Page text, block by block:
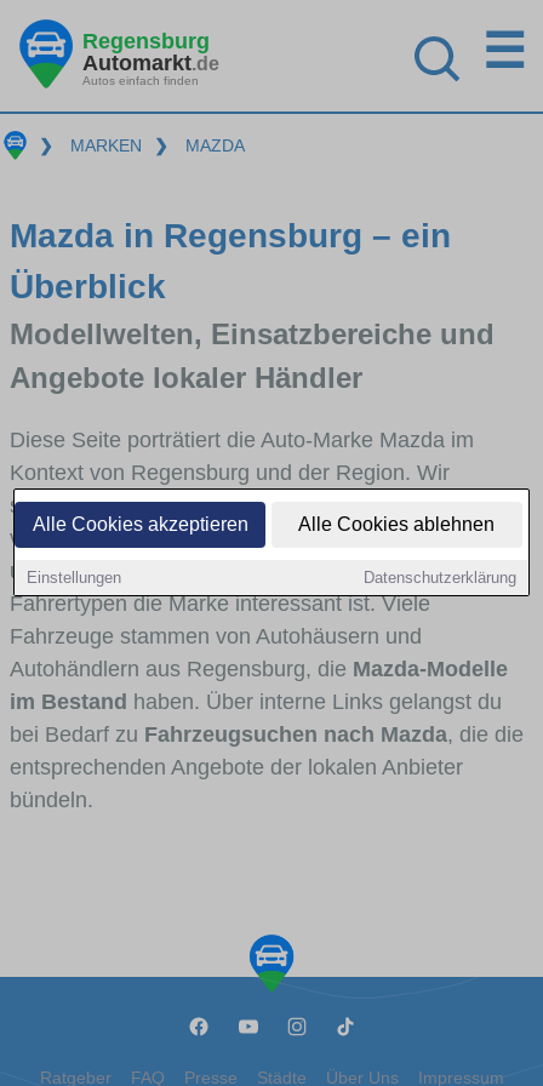
Alle Cookies akzeptieren Alle Cookies ablehnen
Einstellungen Datenschutzerklärung
Regensburg
Automarkt.de
Autos einfach finden
☰
❯ MARKEN ❯ MAZDA
Mazda in Regensburg – ein
Überblick
Modellwelten, Einsatzbereiche und
Angebote lokaler Händler
Diese Seite porträtiert die Auto-Marke Mazda im
Kontext von Regensburg und der Region. Wir
skizzieren, in welchen Fahrzeugklassen Mazda stark
vertreten ist, welche Modellreihen häufig im Stadt-
und Umlandverkehr zu sehen sind und für welche
Fahrertypen die Marke interessant ist. Viele
Fahrzeuge stammen von Autohäusern und
Autohändlern aus Regensburg, die Mazda-Modelle
im Bestand haben. Über interne Links gelangst du
bei Bedarf zu Fahrzeugsuchen nach Mazda, die die
entsprechenden Angebote der lokalen Anbieter
bündeln.
Ratgeber FAQ Presse Städte Über Uns Impressum